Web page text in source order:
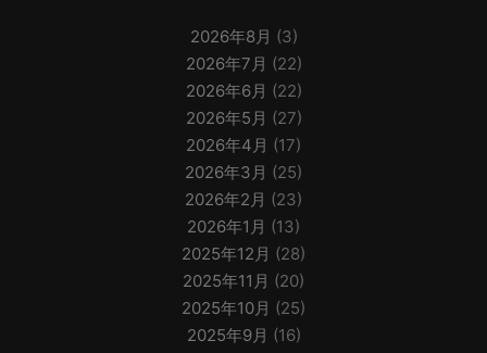
2026年8月 (3)
2026年7月 (22)
2026年6月 (22)
2026年5月 (27)
2026年4月 (17)
2026年3月 (25)
2026年2月 (23)
2026年1月 (13)
2025年12月 (28)
2025年11月 (20)
2025年10月 (25)
2025年9月 (16)